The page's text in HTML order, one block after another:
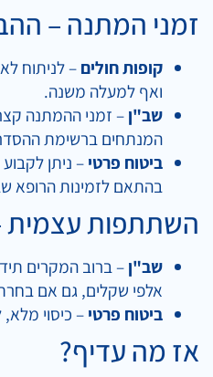
זמני המתנה –
קופות חולים– לניתוח
ואף למעלה משנה.
שב"ן– זמני ההמתנה
המנתחים ברשימת
ביטוח פרטי– ניתן
בהתאם לזמינות הרופא
השתתפות עצמית
שב"ן– ברוב המקרים
אלפי שקלים, גם אם
ביטוח פרטי– כיסוי
אז מה עדיף?